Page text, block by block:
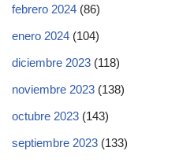
febrero 2024 (86)
enero 2024 (104)
diciembre 2023 (118)
noviembre 2023 (138)
octubre 2023 (143)
septiembre 2023 (133)